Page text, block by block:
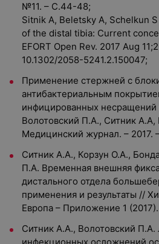
№11. – С.44-48;
Sitnik A, Beletsky A, Schelkun
of the distal tibia: Current
EFORT Open Rev. 2017 Aug
10.1302/2058-5241.2.150047;
Применение стержней с
антибактериальным
инфицированных несращений
Волотовский П.А., Ситник
Медицинский журнал. –
Ситник А.А., Корзун О.А.,
П.А. Временная внешняя
дистального отдела
применения и результаты //
Европа – Приложение 1
Ситник А.А., Волотовский П.А.